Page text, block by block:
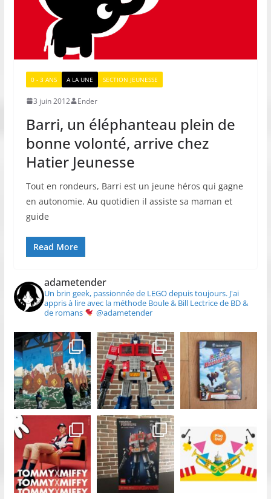
0 - 3 ANS A LA UNE SECTION JEUNESSE
3 juin 2012 Ender
Barri, un éléphanteau plein de
bonne volonté, arrive chez
Hatier Jeunesse
Tout en rondeurs, Barri est un jeune héros qui gagne
en autonomie. Au quotidien il assiste sa maman et
guide
Read More
adametender
Un brin geek, passionnée de LEGO depuis toujours.J'ai
appris à lire avec la méthode Boule & Bill Lectrice de BD &
de romans
@adametender